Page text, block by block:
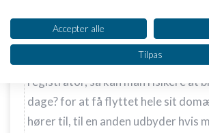
Isaac:
Men kan forstå at når først man
registrator, så kan man risikere at
dage? for at få flyttet hele sit
hører til, til en anden udbyder hvis
Se partnerliste (2 IAB-leverandører)
Vi bruger dine data til følgende formål:
IAB's behandlingsformål:
Opbevare og/eller tilgå oplysninger på en
enhed
Bruge begrænsede oplysninger til at
Accepter alle
Tilpas